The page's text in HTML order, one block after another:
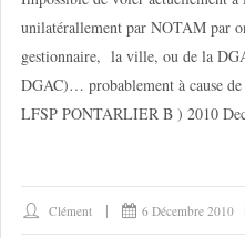
unilatérallement par NOTAM par
gestionnaire, la ville, ou de la
DGAC)… probablement à cause
LFSP PONTARLIER B ) 2010
Clément 6 Décembre 2010